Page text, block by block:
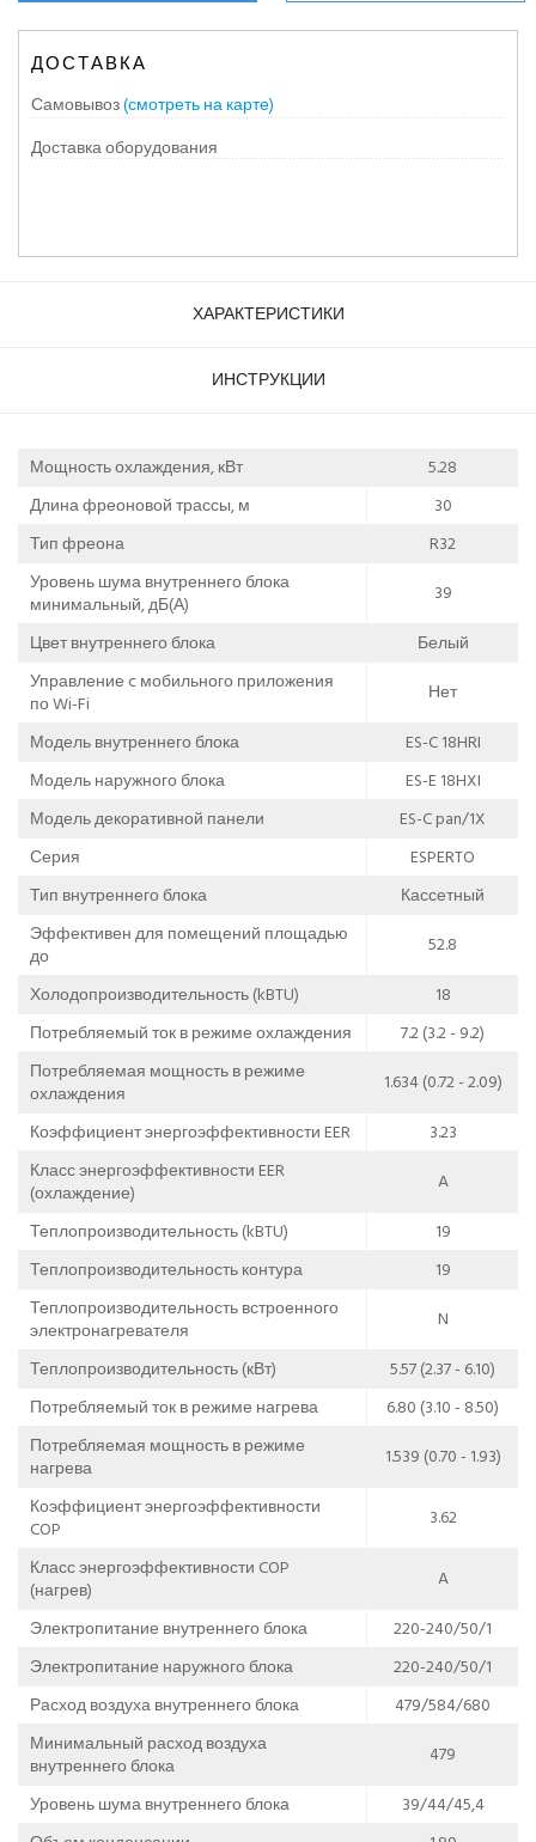
ДОСТАВКА
Самовывоз(смотреть на карте)
Доставка оборудования
ХАРАКТЕРИСТИКИ
ИНСТРУКЦИИ
Мощность охлаждения, кВт
5.28
Длина фреоновой трассы, м
30
Тип фреона
R32
Уровень шума внутреннего блока
минимальный, дБ(А)
39
Цвет внутреннего блока
Белый
Управление c мобильного приложения
по Wi-Fi
Нет
Модель внутреннего блока
ES-C 18HRI
Модель наружного блока
ES-E 18HXI
Модель декоративной панели
ES-C pan/1X
Серия
ESPERTO
Тип внутреннего блока
Кассетный
Эффективен для помещений площадью
до
52.8
Холодопроизводительность (kBTU)
18
Потребляемый ток в режиме охлаждения
7.2 (3.2 - 9.2)
Потребляемая мощность в режиме
охлаждения
1.634 (0.72 - 2.09)
Коэффициент энергоэффективности EER
3.23
Класс энергоэффективности EER
(охлаждение)
A
Теплопроизводительность (kBTU)
19
Теплопроизводительность контура
19
Теплопроизводительность встроенного
электронагревателя
N
Теплопроизводительность (кВт)
5.57 (2.37 - 6.10)
Потребляемый ток в режиме нагрева
6.80 (3.10 - 8.50)
Потребляемая мощность в режиме
нагрева
1.539 (0.70 - 1.93)
Коэффициент энергоэффективности
COP
3.62
Класс энергоэффективности COP
(нагрев)
A
Электропитание внутреннего блока
220-240/50/1
Электропитание наружного блока
220-240/50/1
Расход воздуха внутреннего блока
479/584/680
Минимальный расход воздуха
внутреннего блока
479
Уровень шума внутреннего блока
39/44/45,4